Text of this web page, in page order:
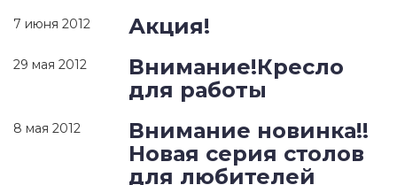
7 июня 2012 Акция!
29 мая 2012
Внимание!Кресло
для работы
8 мая 2012
Внимание новинка!!
Новая серия столов
для любителей